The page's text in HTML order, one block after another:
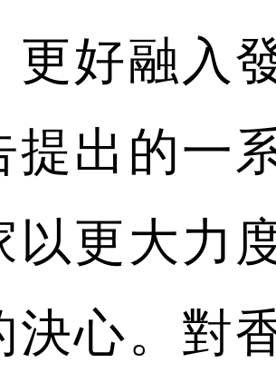
更好融入
提出的一
以更大力
決心。對